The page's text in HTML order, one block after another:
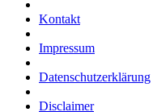
Kontakt
Impressum
Datenschutzerklärung
Disclaimer